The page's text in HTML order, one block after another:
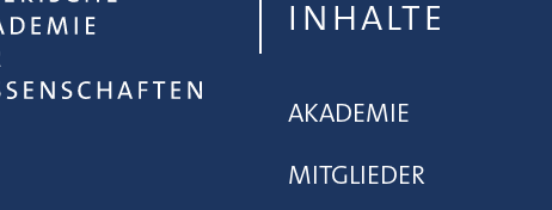
INHALTE
AKADEMIE
MITGLIEDER